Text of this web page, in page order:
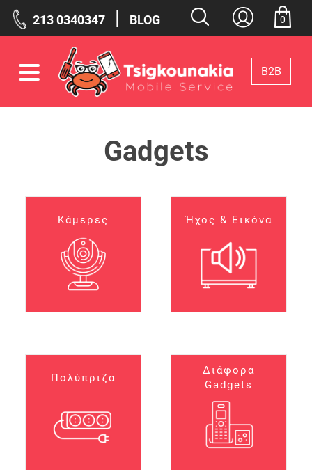
213 0340347 | BLOG
Β2Β
0
Επιλεγμένα Φίλτρα
Gadgets
Κάμερες Ήχος & Εικόνα
Πολύπριζα
Διάφορα
Gadgets